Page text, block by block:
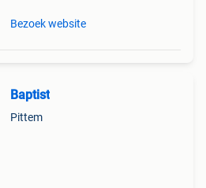
Bezoek website
Baptist
Pittem